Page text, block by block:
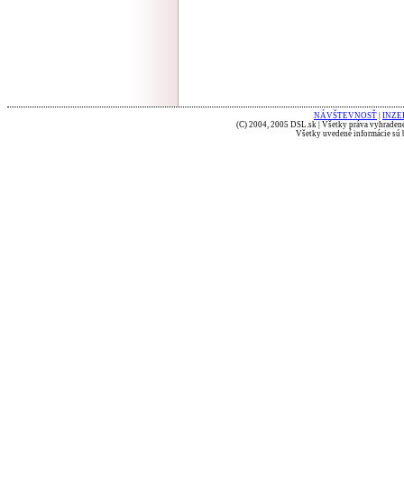
NÁVŠTEVNOSŤ
(C) 2004, 2005 DSL.sk | Všetky práva
Všetky uvedené informácie sú